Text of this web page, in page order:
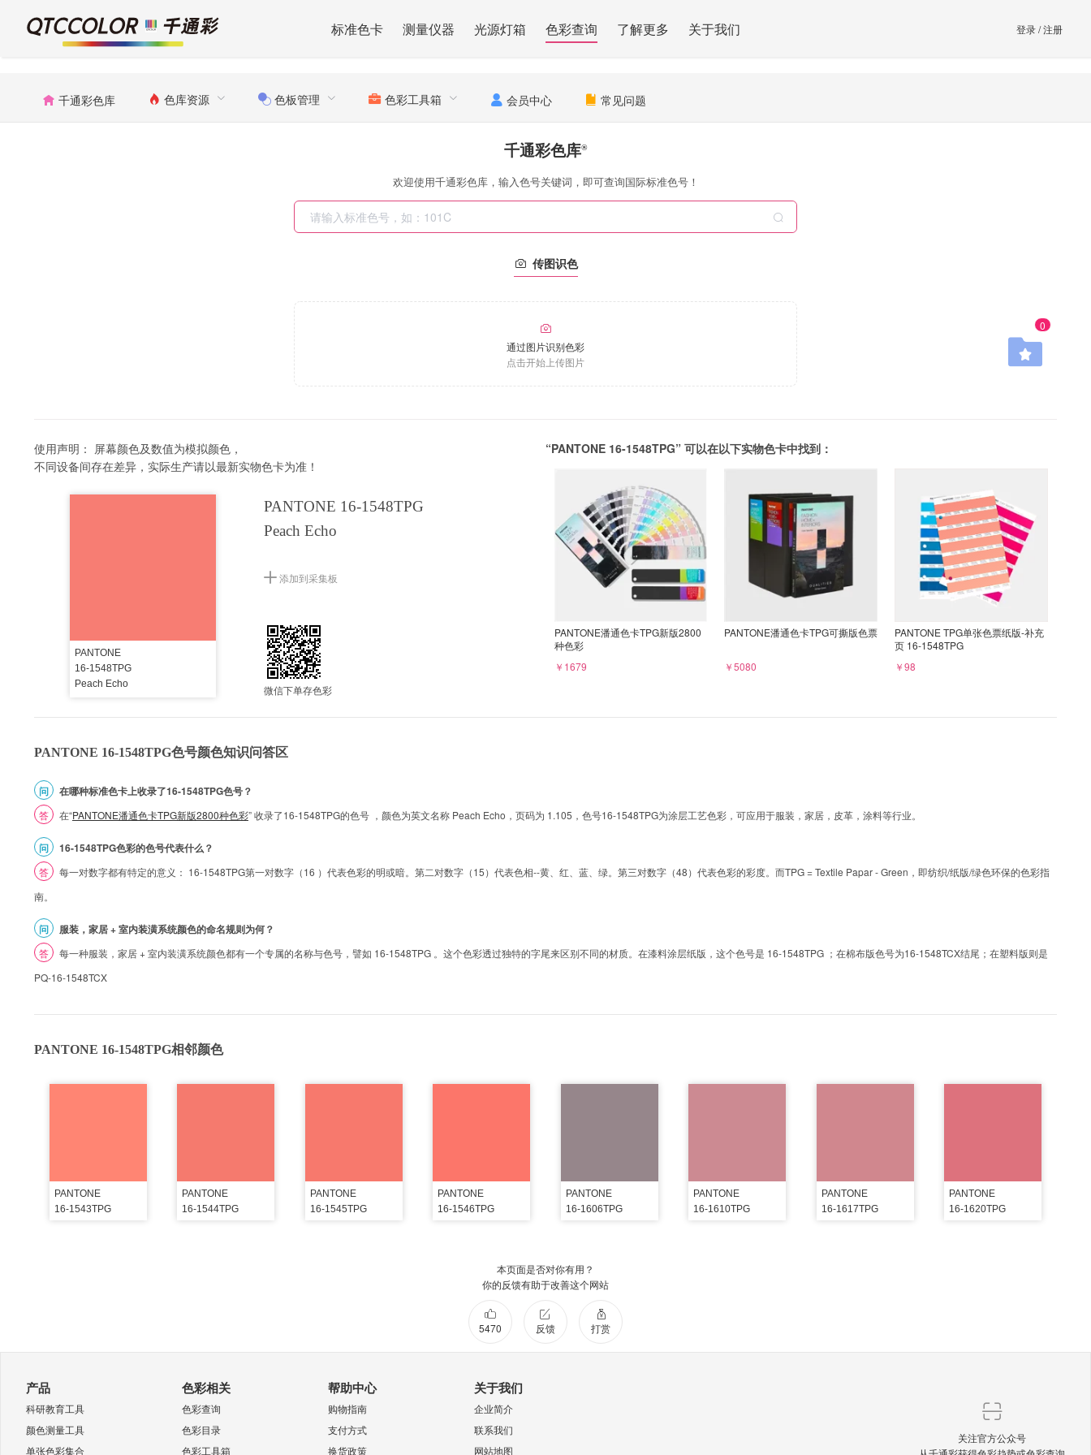
标准色卡 测量仪器 光源灯箱 色彩查询 了解更多 关于我们 登录/注册
千通彩色库 色库资源 色板管理 色彩工具箱 会员中心 常见问题
0
千通彩色库®
欢迎使用千通彩色库，输入色号关键词，即可查询国际标准色号！
传图识色
通过图片识别色彩
点击开始上传图片
使用声明： 屏幕颜色及数值为模拟颜色，
不同设备间存在差异，实际生产请以最新实物色卡为准！
PANTONE
16-1548TPG
Peach Echo
PANTONE 16-1548TPG
Peach Echo
添加到采集板
微信下单存色彩
“PANTONE 16-1548TPG” 可以在以下实物色卡中找到：
PANTONE潘通色卡TPG新版2800
种色彩
￥1679
PANTONE潘通色卡TPG可撕版色票
￥5080
PANTONE TPG单张色票纸版-补充
页 16-1548TPG
￥98
PANTONE 16-1548TPG色号颜色知识问答区
问 在哪种标准色卡上收录了16-1548TPG色号？
答 在“PANTONE潘通色卡TPG新版2800种色彩” 收录了16-1548TPG的色号 ，颜色为英文名称 Peach Echo，页码为 1.105，色号16-1548TPG为涂层工艺色彩，可应用于服装，家居，皮革，涂料等行业。
问 16-1548TPG色彩的色号代表什么？
答
每一对数字都有特定的意义： 16-1548TPG第一对数字（16 ）代表色彩的明或暗。第二对数字（15）代表色相--黄、红、蓝、绿。第三对数字（48）代表色彩的彩度。而TPG = Textile Papar - Green，即纺织/纸版/绿色环保的色彩指
南。
问 服装，家居 + 室内装潢系统颜色的命名规则为何？
答
每一种服装，家居 + 室内装潢系统颜色都有一个专属的名称与色号，譬如 16-1548TPG 。这个色彩透过独特的字尾来区别不同的材质。在漆料涂层纸版，这个色号是 16-1548TPG ；在棉布版色号为16-1548TCX结尾；在塑料版则是
PQ-16-1548TCX
PANTONE 16-1548TPG相邻颜色
PANTONE
16-1543TPG
PANTONE
16-1544TPG
PANTONE
16-1545TPG
PANTONE
16-1546TPG
PANTONE
16-1606TPG
PANTONE
16-1610TPG
PANTONE
16-1617TPG
PANTONE
16-1620TPG
本页面是否对你有用？
你的反馈有助于改善这个网站
5470 反馈 打赏
产品
科研教育工具
颜色测量工具
单张色彩集合
色彩相关
色彩查询
色彩目录
色彩工具箱
帮助中心
购物指南
支付方式
换货政策
关于我们
企业简介
联系我们
网站地图
关注官方公众号